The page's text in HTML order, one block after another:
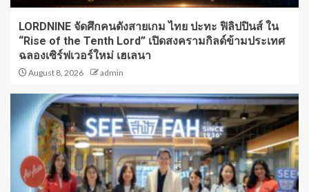
LORDNINE จัดศึกคนดังสายเกม ไทย ปะทะ ฟิลิปปินส์ ใน
“Rise of the Tenth Lord” เปิดสงครามกิลด์ข้ามประเทศ
ฉลองเซิร์ฟเวอร์ใหม่ เฮเลนา
August 8, 2026 admin